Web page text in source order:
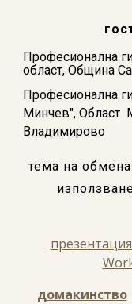
Професионална
област, Община
Професионална
Минчев",Област
Владимирово
тема на
домакинство